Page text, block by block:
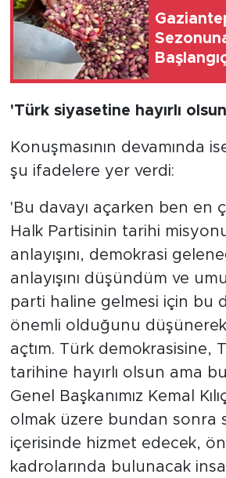
'Türk siyasetine hayırlı
Konuşmasının devamında
şu ifadelere yer verdi:
'Bu davayı açarken ben en
Halk Partisinin tarihi
anlayışını, demokrasi
anlayışını düşündüm ve
parti haline gelmesi için bu
önemli olduğunu düşünerek
açtım. Türk demokrasisine,
tarihine hayırlı olsun ama
Genel Başkanımız Kemal
olmak üzere bundan sonra
içerisinde hizmet edecek,
kadrolarında bulunacak